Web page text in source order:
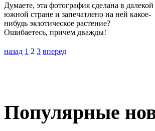
Думаете, эта фотография сделана в далекой
южной стране и запечатлено на ней какое-
нибудь экзотическое растение?
Ошибаетесь, причем дважды!
назад 1 2 3 вперед
Популярные